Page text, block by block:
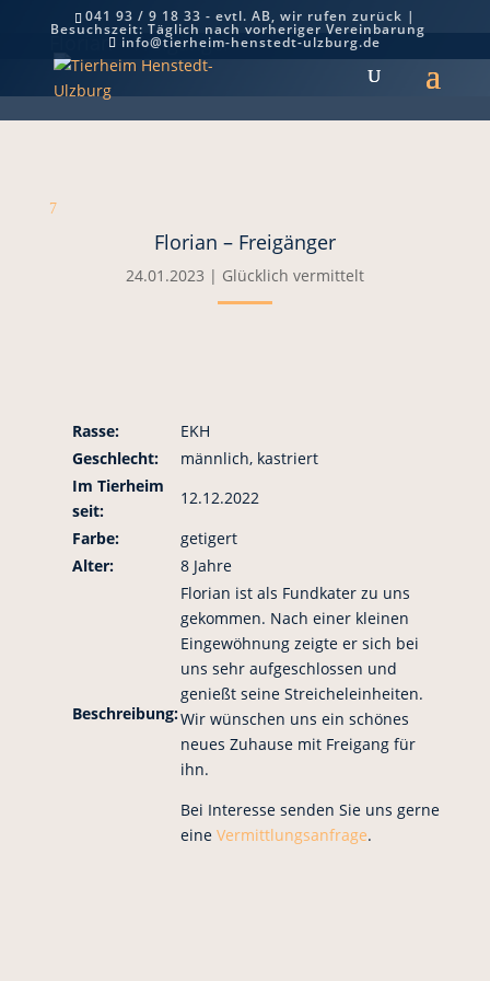
041 93 / 9 18 33 - evtl. AB, wir rufen zurück |
Besuchszeit: Täglich nach vorheriger Vereinbarung
info@tierheim-henstedt-ulzburg.de
Florian – Freigänger
7
Florian – Freigänger
24.01.2023 | Glücklich vermittelt
Rasse:
EKH
Geschlecht:
männlich, kastriert
Im Tierheim
seit:
12.12.2022
Farbe:
getigert
Alter:
8 Jahre
Beschreibung:
Florian ist als Fundkater zu uns
gekommen. Nach einer kleinen
Eingewöhnung zeigte er sich bei
uns sehr aufgeschlossen und
genießt seine Streicheleinheiten.
Wir wünschen uns ein schönes
neues Zuhause mit Freigang für
ihn.
Bei Interesse senden Sie uns gerne
eine Vermittlungsanfrage.